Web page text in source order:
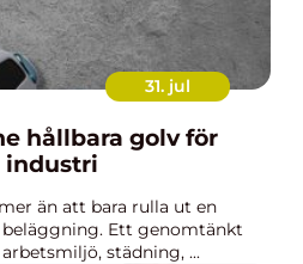
31. jul
industri
än att bara rulla ut en
Ett genomtänkt
städning, ...